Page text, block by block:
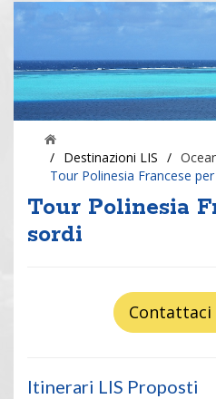
/ Destinazioni LIS /
Tour Polinesia Francese
Tour Polinesia
sordi
Itinerari LIS Proposti